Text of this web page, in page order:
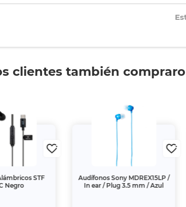
clientes también
STF
Negro
Audífonos Sony MDREX15LP /
In ear / Plug 3.5 mm / Azul